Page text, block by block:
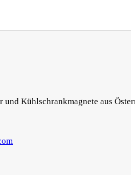
und Kühlschrankmagnete aus